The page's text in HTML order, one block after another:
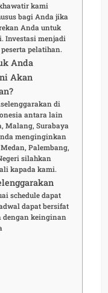
kami
bagi Anda jika
Anda untuk
Investasi menjadi
pelatihan.
Anda
Akan
di
antara lain
Malang, Surabaya
menginginkan
Palembang,
silahkan
kapada kami.
schedule dapat
dapat bersifat
dengan keinginan